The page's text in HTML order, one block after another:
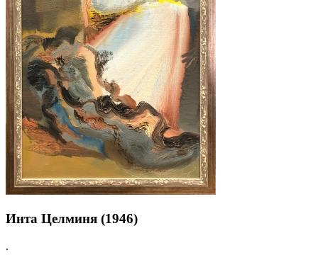
Инта Целминя (1946)
.